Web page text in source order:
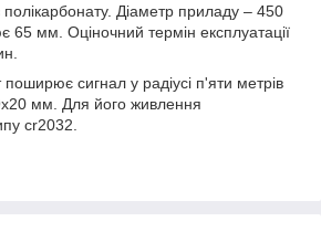
Діаметр приладу – 450
65 мм. Оціночний термін експлуатації
сигнал у радіусі п'яти метрів
мм. Для його живлення
cr2032.